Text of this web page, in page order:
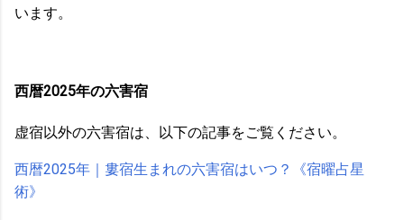
います。
西暦2025年の六害宿
虚宿以外の六害宿は、以下の記事をご覧ください。
西暦2025年｜婁宿生まれの六害宿はいつ？《宿曜占星
術》